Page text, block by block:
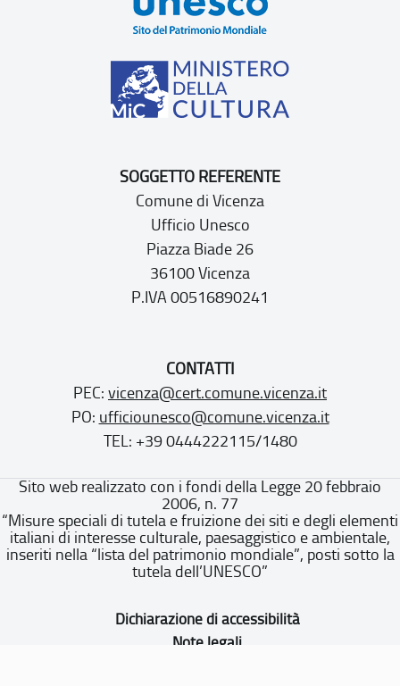
SOGGETTO REFERENTE
Comune di Vicenza
Ufficio Unesco
Piazza Biade 26
36100 Vicenza
P.IVA 00516890241
CONTATTI
PEC: vicenza@cert.comune.vicenza.it
PO: ufficiounesco@comune.vicenza.it
TEL: +39 0444222115/1480
Sito web realizzato con i fondi della Legge 20 febbraio
2006, n. 77
“Misure speciali di tutela e fruizione dei siti e degli elementi
italiani di interesse culturale, paesaggistico e ambientale,
inseriti nella “lista del patrimonio mondiale”, posti sotto la
tutela dell’UNESCO”
Dichiarazione di accessibilità
Note legali